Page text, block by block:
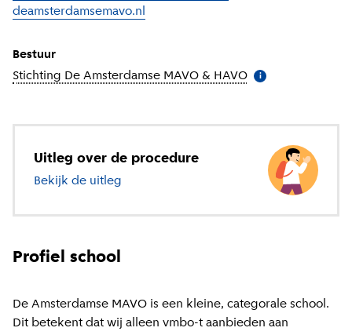
deamsterdamsemavo.nl
Bestuur
Stichting De Amsterdamse MAVO & HAVO Meer informatie
i
Uitleg over de procedure
Bekijk de uitleg
Profiel school
De Amsterdamse MAVO is een kleine, categorale school.
Dit betekent dat wij alleen vmbo-t aanbieden aan